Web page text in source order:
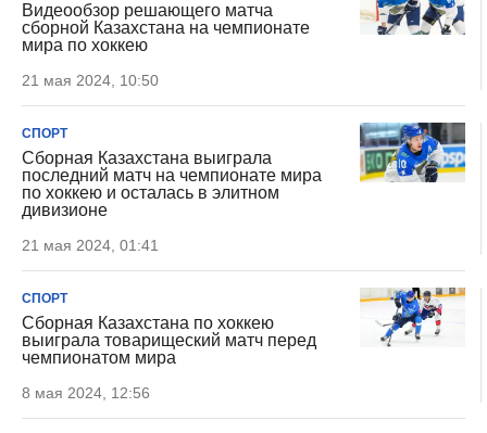
Видеообзор решающего матча
сборной Казахстана на чемпионате
мира по хоккею
21 мая 2024, 10:50
СПОРТ
Сборная Казахстана выиграла
последний матч на чемпионате мира
по хоккею и осталась в элитном
дивизионе
21 мая 2024, 01:41
СПОРТ
Сборная Казахстана по хоккею
выиграла товарищеский матч перед
чемпионатом мира
8 мая 2024, 12:56